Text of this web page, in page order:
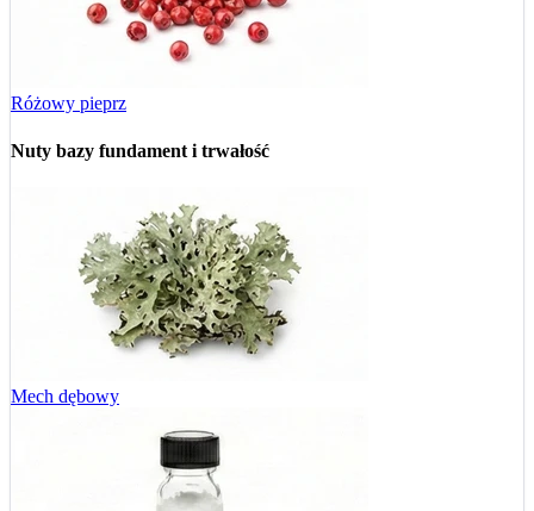
Różowy pieprz
Nuty bazy fundament i trwałość
Mech dębowy